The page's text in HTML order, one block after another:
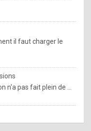
il faut charger le
n'a pas fait plein de ...